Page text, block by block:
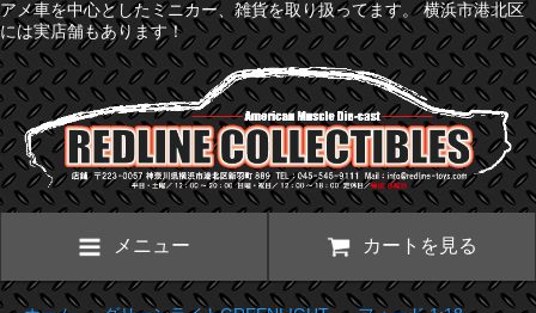
アメ車を中心としたミニカー、雑貨を取り扱ってます。 横浜市港北区
には実店舗もあります！
メニュー カートを見る